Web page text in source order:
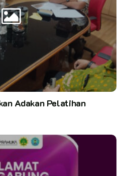
Selain itu Sidparran
program-program yang lebih
bogor Pasti hebat
Adakan Pelatihan